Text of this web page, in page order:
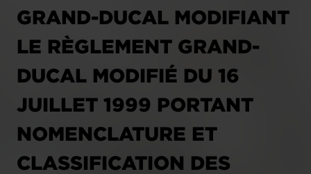
GRAND-DUCAL MODIFIANT
LE RÈGLEMENT GRAND-
DUCAL MODIFIÉ DU 16
JUILLET 1999 PORTANT
NOMENCLATURE ET
CLASSIFICATION DES